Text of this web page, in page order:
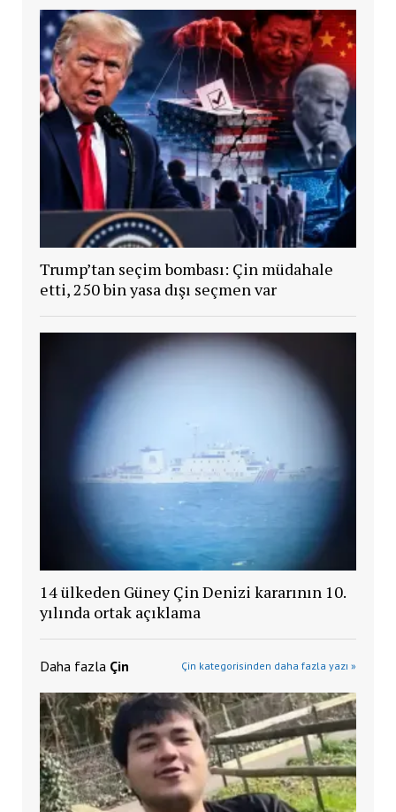
Trump’tan seçim bombası: Çin müdahale
etti, 250 bin yasa dışı seçmen var
14 ülkeden Güney Çin Denizi kararının 10.
yılında ortak açıklama
Daha fazla Çin Çin kategorisinden daha fazla yazı »